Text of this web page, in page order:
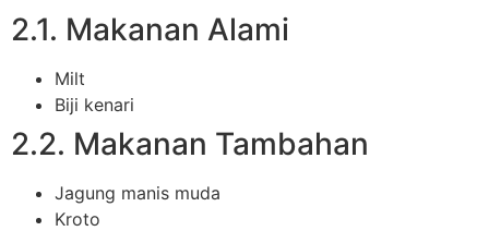
2.1. Makanan Alami
Milt
Biji kenari
2.2. Makanan Tambahan
Jagung manis muda
Kroto